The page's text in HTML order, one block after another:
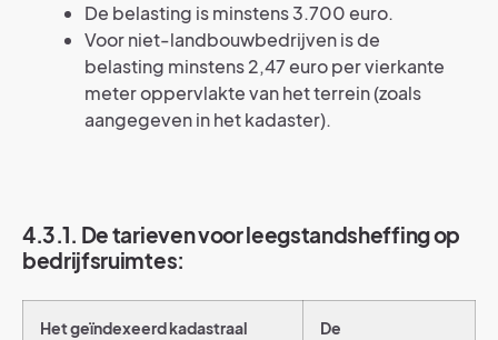
De belasting is minstens 3.700 euro.
Voor niet-landbouwbedrijven is de
belasting minstens 2,47 euro per vierkante
meter oppervlakte van het terrein (zoals
aangegeven in het kadaster).
4.3.1. De tarieven voor leegstandsheffing op
bedrijfsruimtes:
Het geïndexeerd kadastraal
De